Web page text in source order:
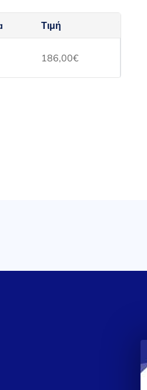
Τιμή
186,00€